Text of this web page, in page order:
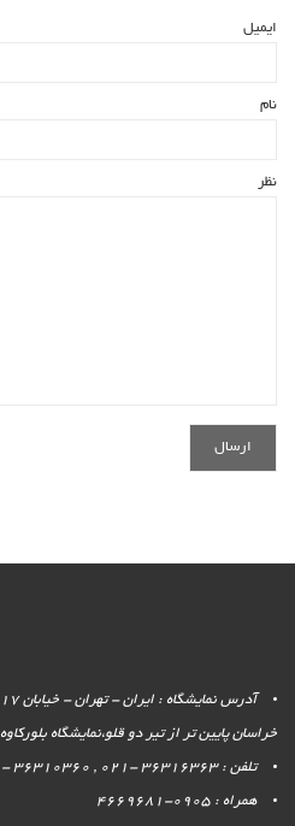
ایمیل
نام
نظر
خراسان پایین تر از تیر دو قلو،نمایشگاه بلورکاوه
تلفن : 36316363 -021 , 36310360 -021
همراه : 0905-4669681